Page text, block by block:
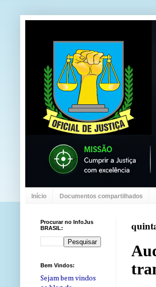
Início Documentos compartilhados
Procurar no InfoJus
BRASIL:
Bem Vindos:
Sejam bem vindos